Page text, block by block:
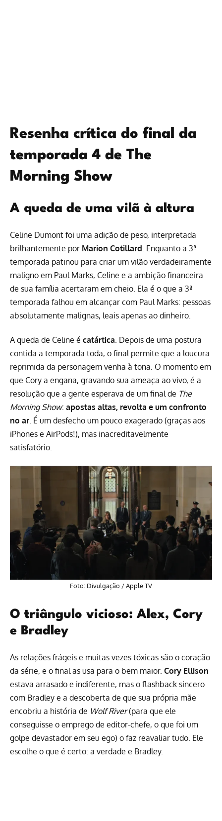
Resenha crítica do final da
temporada 4 de The
Morning Show
A queda de uma vilã à altura
Celine Dumont foi uma adição de peso, interpretada
brilhantemente por Marion Cotillard . Enquanto a 3ª
temporada patinou para criar um vilão verdadeiramente
maligno em Paul Marks, Celine e a ambição financeira
de sua família acertaram em cheio. Ela é o que a 3ª
temporada falhou em alcançar com Paul Marks: pessoas
absolutamente malignas, leais apenas ao dinheiro.
A queda de Celine é catártica. Depois de uma postura
contida a temporada toda, o final permite que a loucura
reprimida da personagem venha à tona. O momento em
que Cory a engana, gravando sua ameaça ao vivo, é a
resolução que a gente esperava de um final de The
Morning Show: apostas altas, revolta e um confronto
no ar. É um desfecho um pouco exagerado (graças aos
iPhones e AirPods!), mas inacreditavelmente
satisfatório.
Foto: Divulgação / Apple TV
O triângulo vicioso: Alex, Cory
e Bradley
As relações frágeis e muitas vezes tóxicas são o coração
da série, e o final as usa para o bem maior. Cory Ellison
estava arrasado e indiferente, mas o flashback sincero
com Bradley e a descoberta de que sua própria mãe
encobriu a história de Wolf River(para que ele
conseguisse o emprego de editor-chefe, o que foi um
golpe devastador em seu ego) o faz reavaliar tudo. Ele
escolhe o que é certo: a verdade e Bradley.